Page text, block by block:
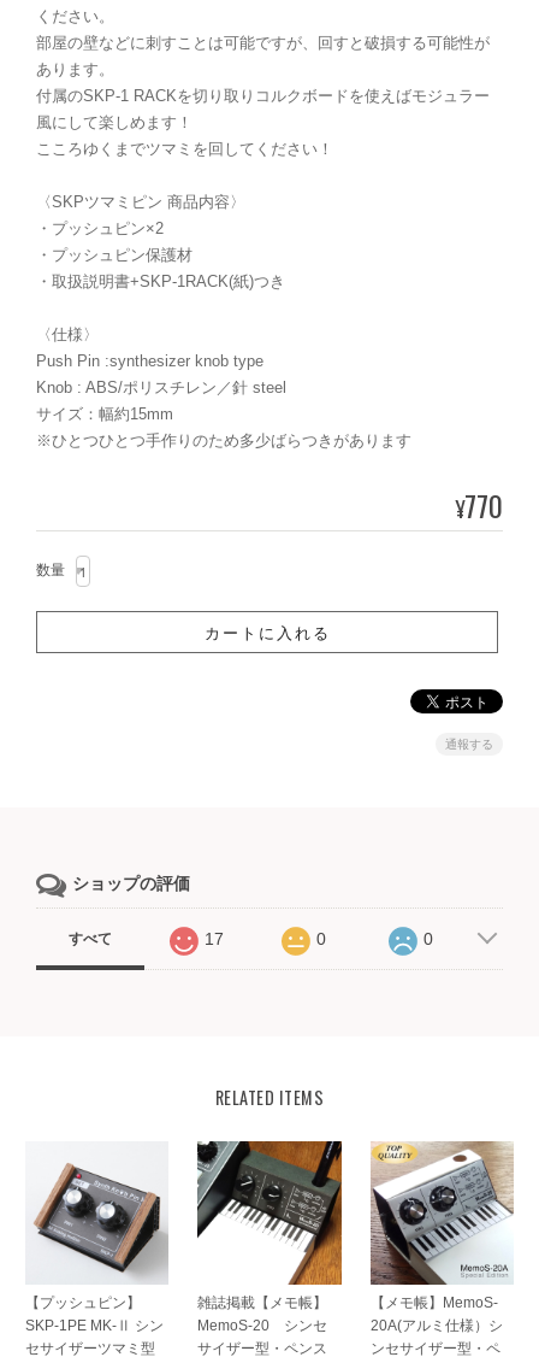
ください。
部屋の壁などに刺すことは可能ですが、回すと破損する可能性が
あります。
付属のSKP-1 RACKを切り取りコルクボードを使えばモジュラー
風にして楽しめます！
こころゆくまでツマミを回してください！
〈SKPツマミピン 商品内容〉
・プッシュピン×2
・プッシュピン保護材
・取扱説明書+SKP-1RACK(紙)つき
〈仕様〉
Push Pin :synthesizer knob type
Knob : ABS/ポリスチレン／針 steel
サイズ：幅約15mm
※ひとつひとつ手作りのため多少ばらつきがあります
¥770
数量
通報する
ショップの評価
すべて 17 0 0
RELATED ITEMS
【プッシュピン】
SKP-1PE MK-Ⅱ シン
セサイザーツマミ型
雑誌掲載【メモ帳】
MemoS-20 シンセ
サイザー型・ペンス
【メモ帳】MemoS-
20A(アルミ仕様）シ
ンセサイザー型・ペ